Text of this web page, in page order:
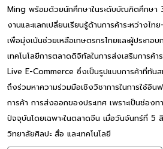
Ming พร้อมด้วยนักศึกษาในระดับบัณฑิตศึกษา
งานและแลกเปลี่ยนเรียนรู้ด้านการค้าระหว่างไ
เพื่อมุ่งเน้นช่วยเหลือเกษตรกรไทยและผู้ประกอ
เทคโนโลยีการตลาดดิจิทัลในการส่งเสริมการค้า
Live E-Commerce ซึ่งเป็นรูปแบบการค้าที่ทัน
ถึงร่วมหาความร่วมมือเชิงวิชาการในการใช้อิน
การค้า การส่งออกของประเทศ เพราะเป็นช่อง
ปัจจุบันโดยเฉพาะในตลาดจีน เมื่อวันจันทร์ที่
วิทยาลัยศิลปะ สื่อ และเทคโนโลยี